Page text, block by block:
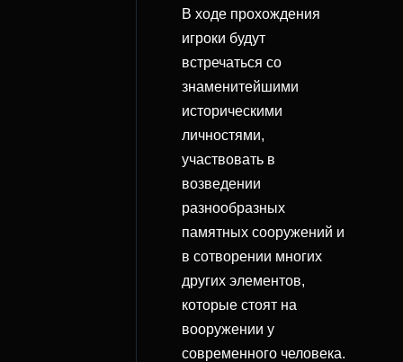
В ходе прохождения
игроки будут
встречаться со
знаменитейшими
историческими
личностями,
участвовать в
возведении
разнообразных
памятных сооружений и
в сотворении многих
других элементов,
которые стоят на
вооружении у
современного человека.